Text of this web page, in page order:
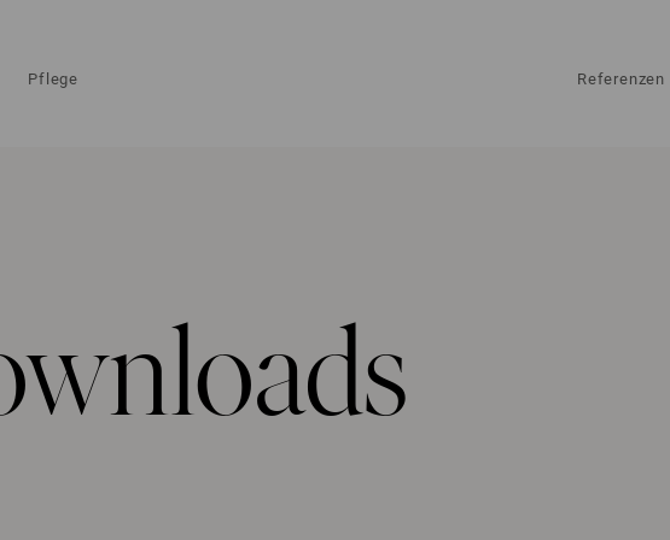
Pflege Referenzen